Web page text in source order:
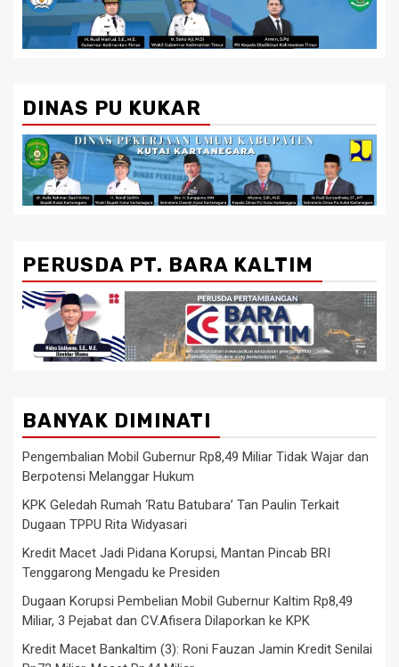
DINAS PU KUKAR
PERUSDA PT. BARA KALTIM
BANYAK DIMINATI
Pengembalian Mobil Gubernur Rp8,49 Miliar Tidak Wajar dan
Berpotensi Melanggar Hukum
KPK Geledah Rumah ‘Ratu Batubara’ Tan Paulin Terkait
Dugaan TPPU Rita Widyasari
Kredit Macet Jadi Pidana Korupsi, Mantan Pincab BRI
Tenggarong Mengadu ke Presiden
Dugaan Korupsi Pembelian Mobil Gubernur Kaltim Rp8,49
Miliar, 3 Pejabat dan CV.Afisera Dilaporkan ke KPK
Kredit Macet Bankaltim (3): Roni Fauzan Jamin Kredit Senilai